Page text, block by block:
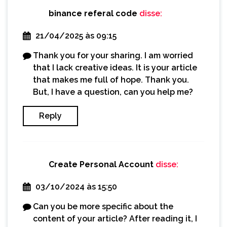
binance referal code disse:
21/04/2025 às 09:15
Thank you for your sharing. I am worried
that I lack creative ideas. It is your article
that makes me full of hope. Thank you.
But, I have a question, can you help me?
Reply
Create Personal Account disse:
03/10/2024 às 15:50
Can you be more specific about the
content of your article? After reading it, I